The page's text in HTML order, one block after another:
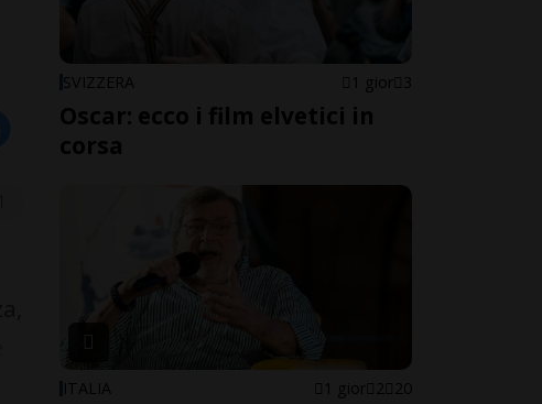
SVIZZERA 1 gior 3
Oscar: ecco i film elvetici in
corsa
ITALIA 1 gior 2 20